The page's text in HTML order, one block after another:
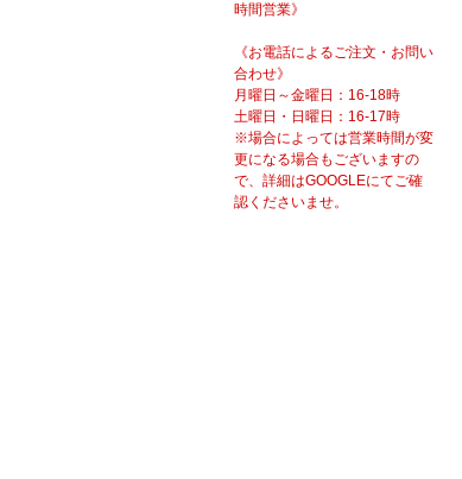
時間営業》
《お電話によるご注文・お問い
合わせ》
月曜日～金曜日：16-18時
土曜日・日曜日：16-17時
※場合によっては営業時間が変
更になる場合もございますの
で、詳細はGOOGLEにてご確
認くださいませ。